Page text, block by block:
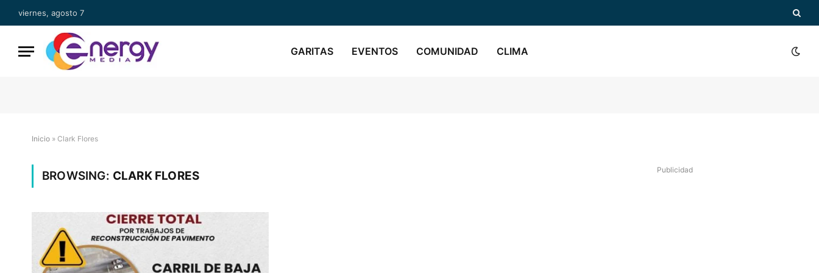
viernes, agosto 7
GARITAS EVENTOS COMUNIDAD CLIMA
Inicio » Clark Flores
BROWSING: CLARK FLORES Publicidad